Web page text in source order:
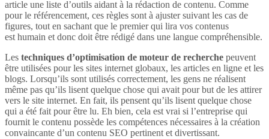
article une liste d’outils aidant à la rédaction de contenu. Comme
pour le référencement, ces règles sont à ajuster suivant les cas de
figures, tout en sachant que le premier qui lira vos contenus
est humain et donc doit être rédigé dans une langue compréhensible.
Les techniques d’optimisation de moteur de recherche peuvent
être utilisées pour les sites internet globaux, les articles en ligne et les
blogs. Lorsqu’ils sont utilisés correctement, les gens ne réalisent
même pas qu’ils lisent quelque chose qui avait pour but de les attirer
vers le site internet. En fait, ils pensent qu’ils lisent quelque chose
qui a été fait pour être lu. Eh bien, cela est vrai si l’entreprise qui
fournit le contenu possède les compétences nécessaires à la création
convaincante d’un contenu SEO pertinent et divertissant.